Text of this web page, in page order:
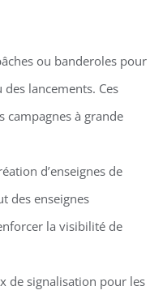
ou banderoles pour
lancements. Ces
à grande
d’enseignes de
des enseignes
la visibilité de
de signalisation pour les